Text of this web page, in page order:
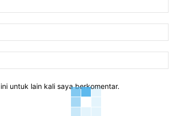
untuk lain kali saya berkomentar.